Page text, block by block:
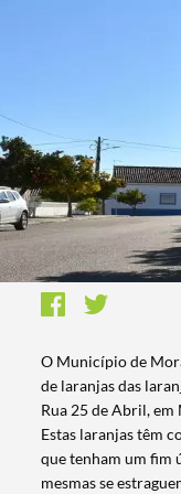
O Município de
de laranjas das
Rua 25 de Abril, em
Estas laranjas têm
que tenham um fim
mesmas se